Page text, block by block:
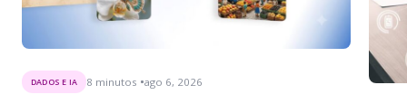
DADOS E IA 8 minutos ago 6, 2026